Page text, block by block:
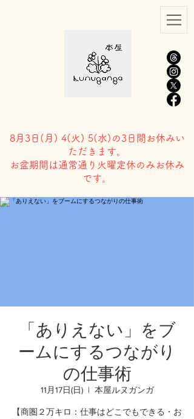
8月3日( 月) 4(火) 5(水)の3日間お休みい
ただきます。
​お盆期間は通常通り火曜定休のみお休み
です。
「ありえない」をブ
ームにするつながり
の仕事術
11月17日(日)
  |
本屋ルヌガンガ
【商圏２万キロ：仕事はどこでもできる・お